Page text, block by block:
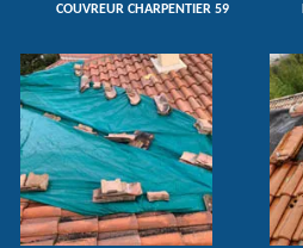
COUVREUR CHARPENTIER 59